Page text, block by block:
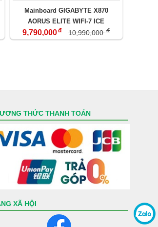
Mainboard GIGABYTE X870
AORUS ELITE WIFI-7 ICE
9,790,000đ 10,990,000đ
THỨC THANH TOÁN
XÃ HỘI